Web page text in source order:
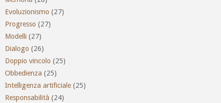
Evoluzionismo (27)
Progresso (27)
Modelli (27)
Dialogo (26)
Doppio vincolo (25)
Obbedienza (25)
Intelligenza artificiale (25)
Responsabilità (24)